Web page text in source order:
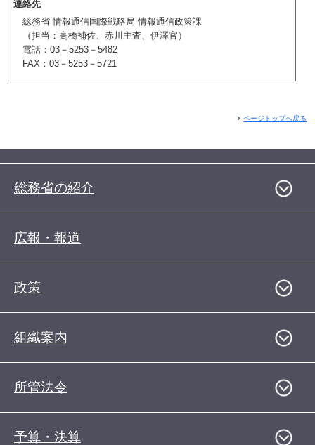
連絡先
総務省 情報通信国際戦略局 情報通信政策課
（担当：高橋補佐、赤川主査、伊澤官）
電話：03－5253－5482
FAX：03－5253－5721
ページトップへ戻る
総務省の紹介
広報・報道
政策
組織案内
所管法令
予算・決算